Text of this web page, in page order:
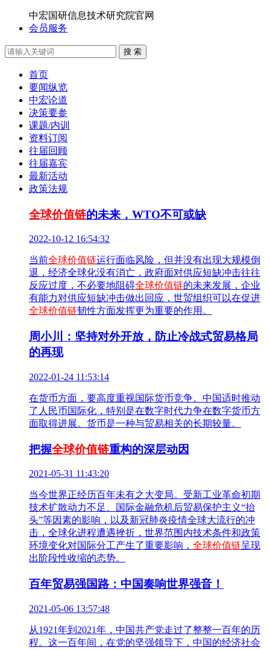
中宏国研信息技术研究院官网
会员服务
搜 索
首页
要闻纵览
中宏论道
决策要参
课题/内训
资料订阅
往届回顾
往届嘉宾
最新活动
政策法规
全球价值链的未来，WTO不可或缺
2022-10-12 16:54:32
当前全球价值链运行面临风险，但并没有出现大规模倒
退，经济全球化没有消亡，政府面对供应短缺冲击往往
反应过度，不必要地阻碍全球价值链的未来发展，企业
有能力对供应短缺冲击做出回应，世贸组织可以在促进
全球价值链韧性方面发挥更为重要的作用。
周小川：坚持对外开放，防止冷战式贸易格局
的再现
2022-01-24 11:53:14
在货币方面，要高度重视国际货币竞争。中国适时推动
了人民币国际化，特别是在数字时代力争在数字货币方
面取得进展。货币是一种与贸易相关的长期较量。
把握全球价值链重构的深层动因
2021-05-31 11:43:20
当今世界正经历百年未有之大变局。受新工业革命初期
技术扩散动力不足、国际金融危机后贸易保护主义“抬
头”等因素的影响，以及新冠肺炎疫情全球大流行的冲
击，全球化进程遭遇挫折，世界范围内技术条件和政策
环境变化对国际分工产生了重要影响， 全球价值链呈现
出阶段性收缩的态势。
百年贸易强国路：中国奏响世界强音！
2021-05-06 13:57:48
从1921年到2021年，中国共产党走过了整整一百年的历
程。这一百年间，在党的坚强领导下，中国的经济社会